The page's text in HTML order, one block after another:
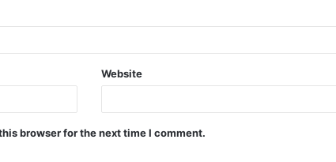
Website
browser for the next time I comment.